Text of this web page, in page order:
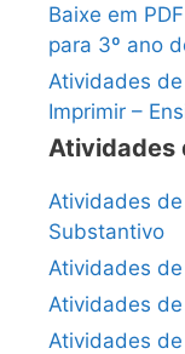
Baixe em
para 3º ano
Atividades
Imprimir –
Atividades
Atividades
Substantivo
Atividades
Atividades
Atividades